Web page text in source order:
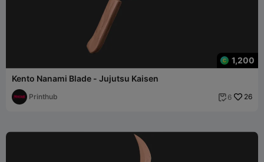
1,200
Kento Nanami Blade - Jujutsu Kaisen
Printhub  6 26